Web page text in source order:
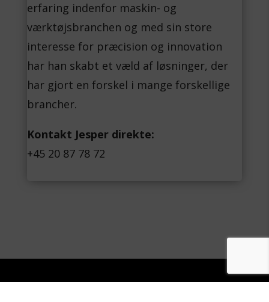
erfaring indenfor maskin- og
værktøjsbranchen og med sin store
interesse for præcision og innovation
har han skabt et væld af løsninger, der
har gjort en forskel i mange forskellige
brancher.
Kontakt Jesper direkte:
+45 20 87 78 72